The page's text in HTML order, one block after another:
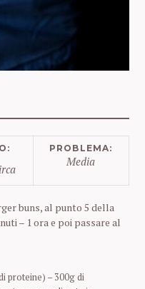
PROBLEMA:
Media
buns, al punto 5 della
– 1 ora e poi passare al
proteine) – 300g di